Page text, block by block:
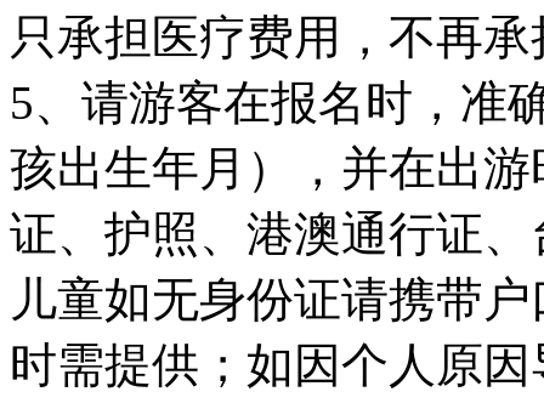
只承担医疗费用，不再
5、请游客在报名时，准
孩出生年月），并在出
证、护照、港澳通行证
儿童如无身份证请携带
时需提供；如因个人原